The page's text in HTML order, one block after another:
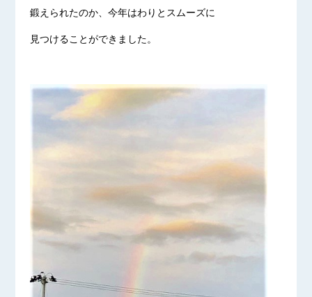
鍛えられたのか、今年はわりとスムーズに
見つけることができました。